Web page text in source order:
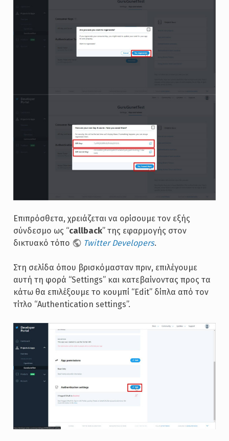
Επιπρόσθετα, χρειάζεται να ορίσουμε τον εξής
σύνδεσμο ως “callback” της εφαρμογής στον
δικτυακό τόπο
Twitter Developers.
Στη σελίδα όπου βρισκόμασταν πριν, επιλέγουμε
αυτή τη φορά “Settings” και κατεβαίνοντας προς τα
κάτω θα επιλέξουμε το κουμπί “Edit” δίπλα από τον
τίτλο “Authentication settings”.